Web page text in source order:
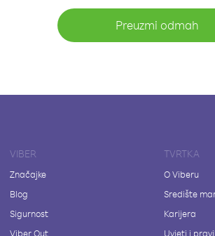
Preuzmi odmah
VIBER
Značajke
Blog
Sigurnost
Viber Out
TVRTKA
O Viberu
Središte
Karijera
Uvjeti i